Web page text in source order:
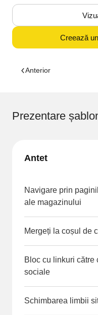
Creează
Anterior
Prezentare
Antet
Navigare prin
ale magazinului
Mergeți la coșul de
Bloc cu linkuri către
sociale
Schimbarea limbii